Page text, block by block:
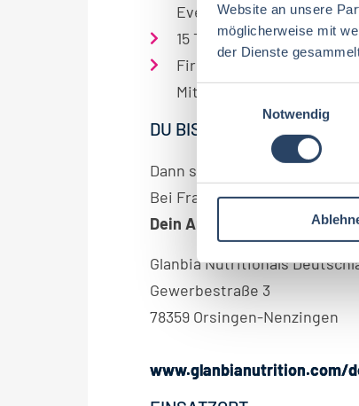
Website an unsere
möglicherweise mit
der Dienste
E
n
l
g
u
g
a
Notwendig
Events
15 Tage Urlaub
Firmenfitness Hansefit,
Mitarbeitendenberatung
DU BIST BEREIT ZUM
Dann sende uns deine
Bei Fragen kannst du uns
Dein Ansprechpartner:
Glanbia Nutritionals
Gewerbestraße 3
78359 Orsingen-Nenzingen
www.glanbianutrition.com/